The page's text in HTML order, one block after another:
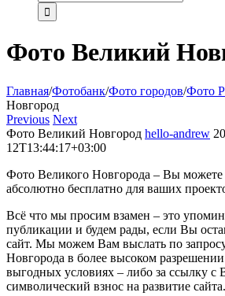
Фото Великий
Главная/Фотобанк/Фото городов/Фото
Новгород
Previous Next
Фото Великий Новгород hello-andrew
12T13:44:17+03:00
Фото Великого Новгорода – Вы можете
абсолютно бесплатно для ваших
Всё что мы просим взамен – это
публикации и будем рады, если Вы
сайт. Мы можем Вам выслать по
Новгорода в более высоком
выгодных условиях – либо за ссылку с
символический взнос на развитие сайта.